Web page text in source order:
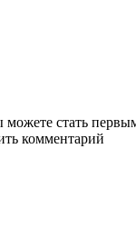
можете стать
комментарий